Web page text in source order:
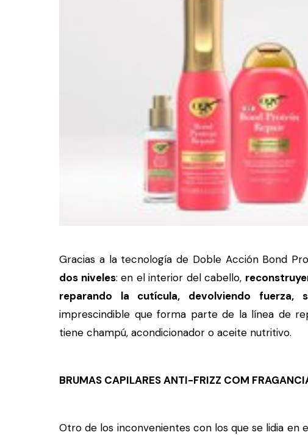
Gracias a la tecnología de Doble Acción Bond
dos niveles: en el interior del cabello,
reparando la cutícula, devolviendo fuerza,
imprescindible que forma parte de la línea de
tiene champú, acondicionador o aceite nutritivo.
BRUMAS CAPILARES ANTI-FRIZZ COM
Otro de los inconvenientes con los que se lidia en